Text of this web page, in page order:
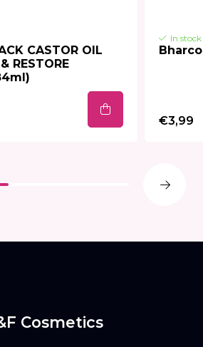
CASTOR OIL
RESTORE
In stock
€3,99
Cosmetics